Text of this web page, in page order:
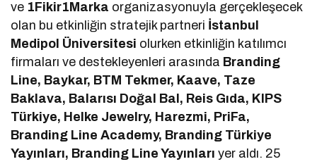
ve 1Fikir1Marka organizasyonuyla gerçekleşecek
olan bu etkinliğin stratejik partneri İstanbul
Medipol Üniversitesi olurken etkinliğin katılımcı
firmaları ve destekleyenleri arasında Branding
Line, Baykar, BTM Tekmer, Kaave, Taze
Baklava, Balarısı Doğal Bal, Reis Gıda, KIPS
Türkiye, Helke Jewelry, Harezmi, PriFa,
Branding Line Academy, Branding Türkiye
Yayınları, Branding Line Yayınları yer aldı. 25